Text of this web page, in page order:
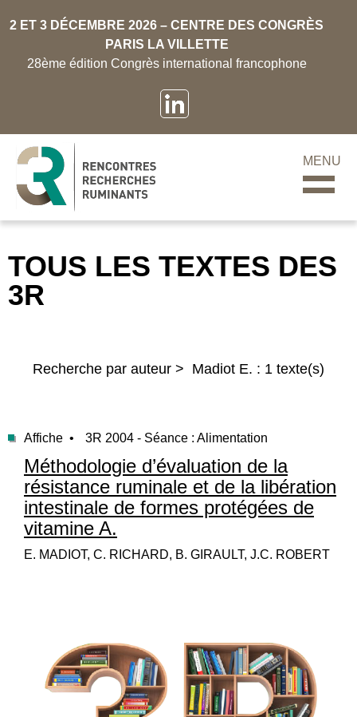
2 ET 3 DÉCEMBRE 2026 – CENTRE DES CONGRÈS
PARIS LA VILLETTE
28ème édition Congrès international francophone
MENU
TOUS LES TEXTES DES
3R
Recherche par auteur > Madiot E. : 1 texte(s)
Affiche • 3R 2004 - Séance : Alimentation
Méthodologie d’évaluation de la
résistance ruminale et de la libération
intestinale de formes protégées de
vitamine A.
E. MADIOT, C. RICHARD, B. GIRAULT, J.C. ROBERT